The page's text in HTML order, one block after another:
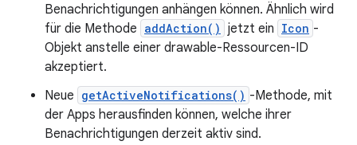
Benachrichtigungen anhängen können. Ähnlich wird
für die Methode addAction() jetzt ein Icon -
Objekt anstelle einer drawable-Ressourcen-ID
akzeptiert.
Neue getActiveNotifications() -Methode, mit
der Apps herausfinden können, welche ihrer
Benachrichtigungen derzeit aktiv sind.